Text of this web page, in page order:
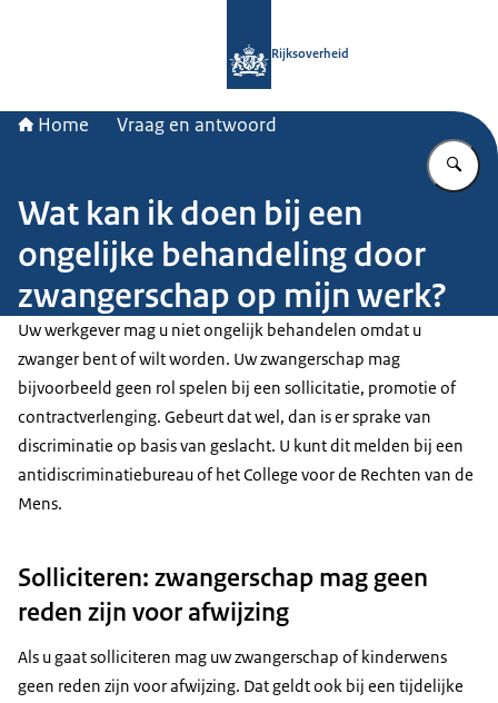
Rijksoverheid
Home Vraag en antwoord
Wat kan ik doen bij een
ongelijke behandeling door
zwangerschap op mijn werk?
Uw werkgever mag u niet ongelijk behandelen omdat u
zwanger bent of wilt worden. Uw zwangerschap mag
bijvoorbeeld geen rol spelen bij een sollicitatie, promotie of
contractverlenging. Gebeurt dat wel, dan is er sprake van
discriminatie op basis van geslacht. U kunt dit melden bij een
antidiscriminatiebureau of het College voor de Rechten van de
Mens.
Solliciteren: zwangerschap mag geen
reden zijn voor afwijzing
Als u gaat solliciteren mag uw zwangerschap of kinderwens
geen reden zijn voor afwijzing. Dat geldt ook bij een tijdelijke